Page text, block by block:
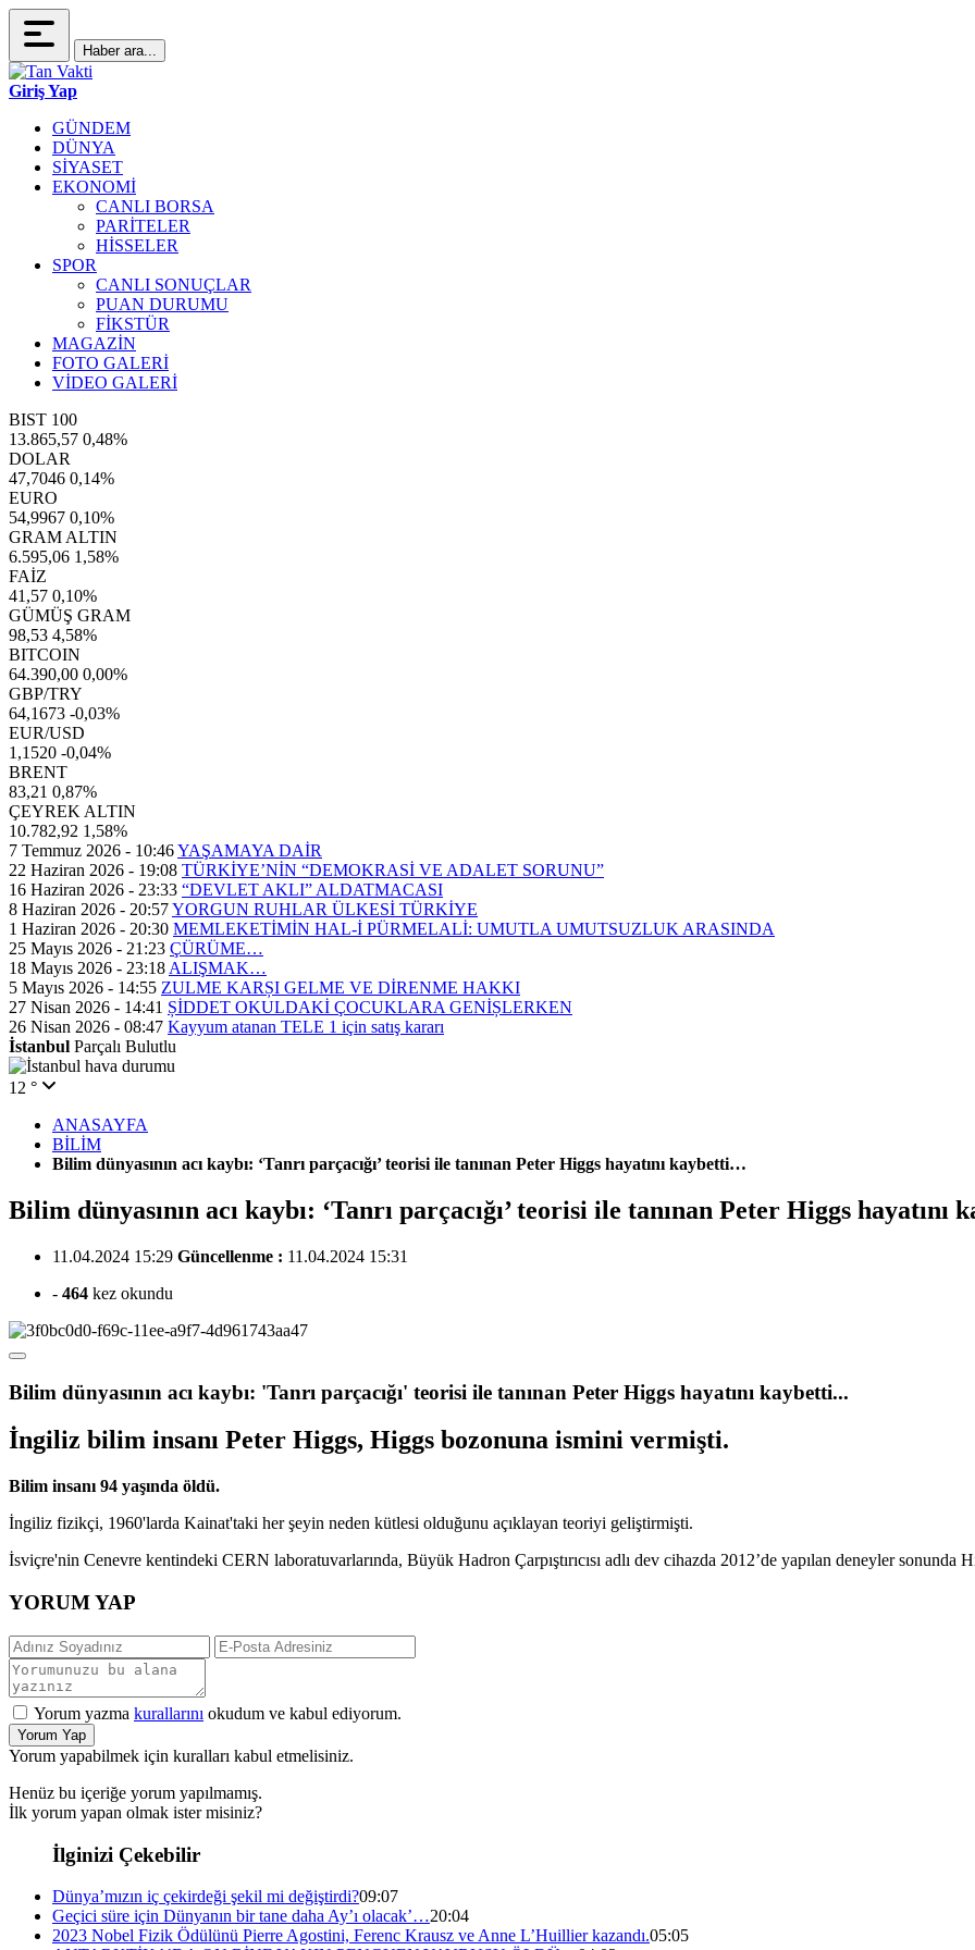
Haber ara...
Giriş Yap
GÜNDEM
DÜNYA
SİYASET
EKONOMİ
CANLI BORSA
PARİTELER
HİSSELER
SPOR
CANLI SONUÇLAR
PUAN DURUMU
FİKSTÜR
MAGAZİN
FOTO GALERİ
VİDEO GALERİ
BIST 100
13.865,57 0,48%
DOLAR
47,7046 0,14%
EURO
54,9967 0,10%
GRAM ALTIN
6.595,06 1,58%
FAİZ
41,57 0,10%
GÜMÜŞ GRAM
98,53 4,58%
BITCOIN
64.390,00 0,00%
GBP/TRY
64,1673 -0,03%
EUR/USD
1,1520 -0,04%
BRENT
83,21 0,87%
ÇEYREK ALTIN
10.782,92 1,58%
7 Temmuz 2026 - 10:46YAŞAMAYA DAİR
22 Haziran 2026 - 19:08 TÜRKİYE’NİN “DEMOKRASİ VE ADALET SORUNU”
16 Haziran 2026 - 23:33 “DEVLET AKLI” ALDATMACASI
8 Haziran 2026 - 20:57YORGUN RUHLAR ÜLKESİ TÜRKİYE
1 Haziran 2026 - 20:30 MEMLEKETİMİN HAL-İ PÜRMELALİ: UMUTLA UMUTSUZLUK ARASINDA
25 Mayıs 2026 - 21:23 ÇÜRÜME…
18 Mayıs 2026 - 23:18 ALIŞMAK…
5 Mayıs 2026 - 14:55 ZULME KARȘI GELME VE DİRENME HAKKI
27 Nisan 2026 - 14:41 ȘİDDET OKULDAKİ ÇOCUKLARA GENİȘLERKEN
26 Nisan 2026 - 08:47 Kayyum atanan TELE 1 için satış kararı
İstanbul Parçalı Bulutlu
12 °
ANASAYFA
BİLİM
Bilim dünyasının acı kaybı: ‘Tanrı parçacığı’ teorisi ile tanınan Peter Higgs hayatını kaybetti…
Bilim dünyasının acı kaybı: ‘Tanrı parçacığı’ teorisi ile tanınan Peter Higgs
11.04.2024 15:29 Güncellenme : 11.04.2024 15:31
- 464 kez okundu
Bilim dünyasının acı kaybı: 'Tanrı parçacığı' teorisi ile tanınan Peter Higgs hayatını kaybetti...
İngiliz bilim insanı Peter Higgs, Higgs bozonuna ismini vermişti.
Bilim insanı 94 yaşında öldü.
İngiliz fizikçi, 1960'larda Kainat'taki her şeyin neden kütlesi olduğunu açıklayan teoriyi geliştirmişti.
İsviçre'nin Cenevre kentindeki CERN laboratuvarlarında, Büyük Hadron Çarpıştırıcısı adlı dev cihazda 2012’de yapılan deneyler sonunda
YORUM YAP
Yorum yazma kurallarını okudum ve kabul ediyorum.
Yorum Yap
Yorum yapabilmek için kuralları kabul etmelisiniz.
Henüz bu içeriğe yorum yapılmamış.
İlk yorum yapan olmak ister misiniz?
İlginizi Çekebilir
Dünya’mızın iç çekirdeği şekil mi değiştirdi?09:07
Geçici süre için Dünyanın bir tane daha Ay’ı olacak’…20:04
2023 Nobel Fizik Ödülünü Pierre Agostini, Ferenc Krausz ve Anne L’Huillier kazandı.05:05